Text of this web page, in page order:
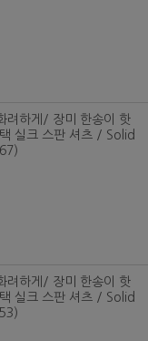
려하게/ 장미 한송이 핫
실크 스판 셔츠 / Solid
려하게/ 장미 한송이 핫
실크 스판 셔츠 / Solid